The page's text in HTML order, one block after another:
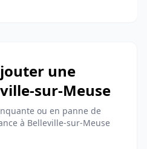
une
sur-Meuse
ou en panne de
à Belleville-sur-Meuse